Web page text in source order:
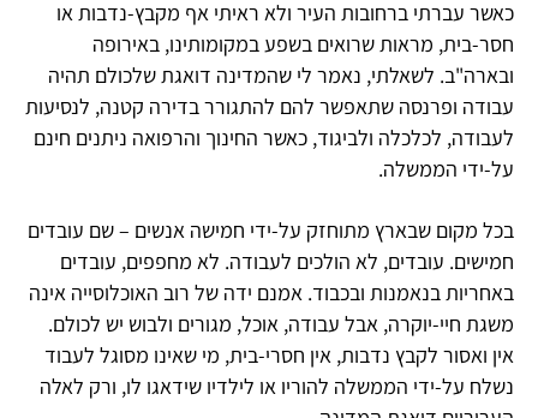
כאשר עברתי ברחובות העיר ולא ראיתי אף מקבץ-נדבות או
חסר-בית, מראות שרואים בשפע במקומותינו, באירופה
ובארה"ב. לשאלתי, נאמר לי שהמדינה דואגת שלכולם תהיה
עבודה ופרנסה שתאפשר להם להתגורר בדירה קטנה, לנסיעות
לעבודה, לכלכלה ולביגוד, כאשר החינוך והרפואה ניתנים חינם
על-ידי הממשלה.
בכל מקום שבארץ מתוחזק על-ידי חמישה אנשים – שם עובדים
חמישים. עובדים, לא הולכים לעבודה. לא מחפפים, עובדים
באחריות בנאמנות ובכבוד. אמנם ידה של רוב האוכלוסייה אינה
משגת חיי-יוקרה, אבל עבודה, אוכל, מגורים ולבוש יש לכולם.
אין ואסור לקבץ נדבות, אין חסרי-בית, מי שאינו מסוגל לעבוד
נשלח על-ידי הממשלה להוריו או לילדיו שידאגו לו, ורק לאלה